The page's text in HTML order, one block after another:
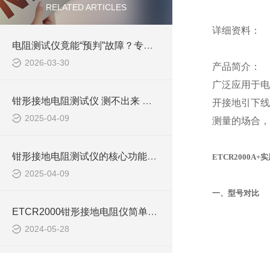
RELATED ARTICLES
电阻测试仪竟能“预判”故障？专业电工的隐藏用法
2026-03-30
钳形接地电阻测试仪 测不出来 解决办法
2025-04-09
钳形接地电阻测试仪的核心功能与原理
2025-04-09
ETCR2000钳形接地电阻仪简单介绍
2024-05-28
详细资料：
产品简介：
广泛应用于
开接地引下
测量的场合
ETCR2000A+
一、型号对比